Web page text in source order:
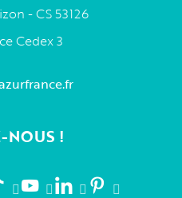
- CS 53126
Cedex 3
NOUS !